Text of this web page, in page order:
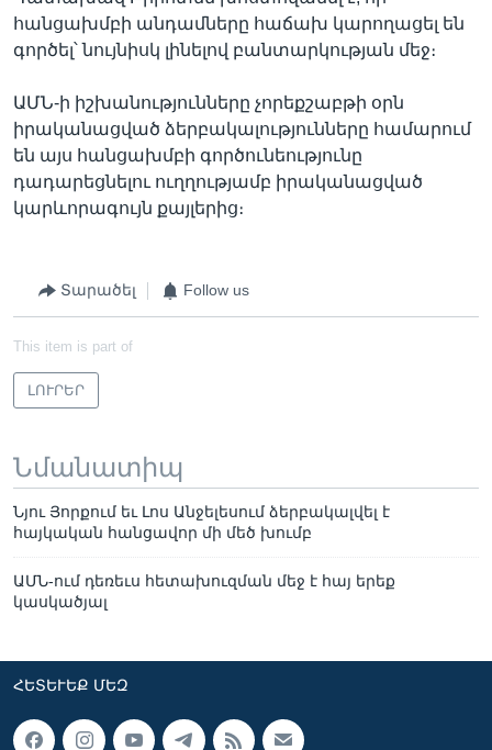
հանցախմբի անդամները հաճախ կարողացել են
գործել՝ նույնիսկ լինելով բանտարկության մեջ։
ԱՄՆ-ի իշխանությունները չորեքշաբթի օրն
իրականացված ձերբակալությունները համարում
են այս հանցախմբի գործունեությունը
դադարեցնելու ուղղությամբ իրականացված
կարևորագույն քայլերից։
Տարածել Follow us
This item is part of
ԼՈՒՐԵՐ
Նմանատիպ
Նյու Յորքում եւ Լոս Անջելեսում ձերբակալվել է
հայկական հանցավոր մի մեծ խումբ
ԱՄՆ-ում դեռեւս հետախուզման մեջ է հայ երեք
կասկածյալ
ՀԵՏԵՒԵՔ ՄԵԶ